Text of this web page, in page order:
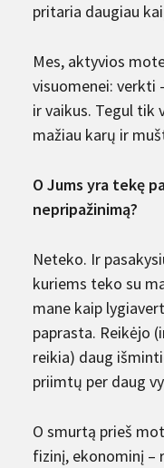
pritaria daugiau
Mes, aktyvios
visuomenei: verkti
ir vaikus. Tegul tik
mažiau karų ir
O Jums yra tekę
nepripažinimą?
Neteko. Ir
kuriems teko su
mane kaip
paprasta. Reikėjo
reikia) daug
priimtų per daug
O smurtą prieš
fizinį, ekonominį –